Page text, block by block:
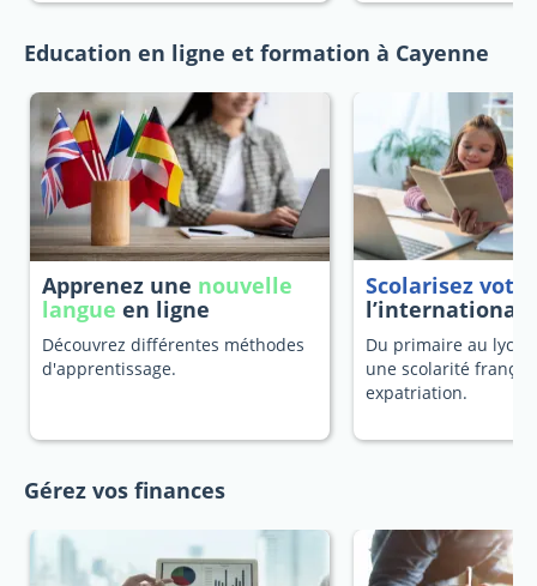
Education en ligne et formation à Cayenne
Apprenez une nouvelle
langue en ligne
Découvrez différentes méthodes
d'apprentissage.
Scolarisez
l’international
Du primaire au
une scolarité
expatriation.
Gérez vos finances